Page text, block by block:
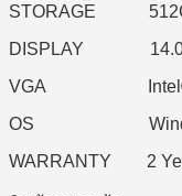
STORAGE
DISPLAY 14.0-
VGA Intel®
OS Windows
WARRANTY 2